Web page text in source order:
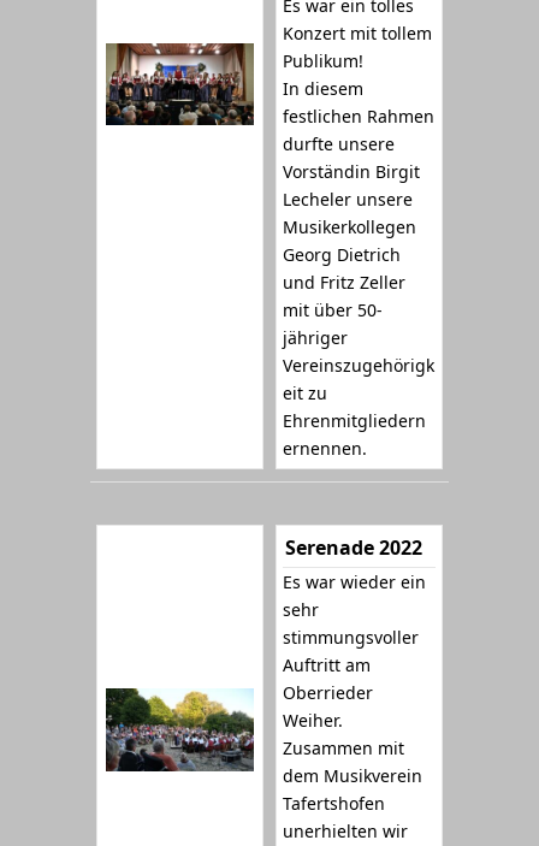
Es war ein tolles
Konzert mit tollem
Publikum!
In diesem
festlichen Rahmen
durfte unsere
Vorständin Birgit
Lecheler unsere
Musikerkollegen
Georg Dietrich
und Fritz Zeller
mit über 50-
jähriger
Vereinszugehörigk
eit zu
Ehrenmitgliedern
ernennen.
Serenade 2022
Es war wieder ein
sehr
stimmungsvoller
Auftritt am
Oberrieder
Weiher.
Zusammen mit
dem Musikverein
Tafertshofen
unerhielten wir